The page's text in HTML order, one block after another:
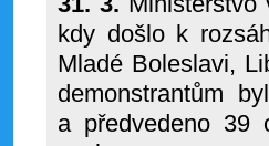
kdy došlo k
Mladé Boleslavi,
demonstrantům
a předvedeno 39